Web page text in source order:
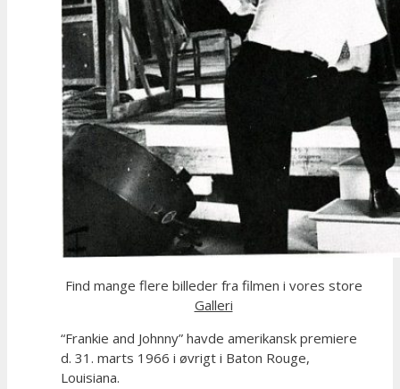
Find mange flere billeder fra filmen i vores store
Galleri
“Frankie and Johnny” havde amerikansk premiere
d. 31. marts 1966 i øvrigt i Baton Rouge,
Louisiana.